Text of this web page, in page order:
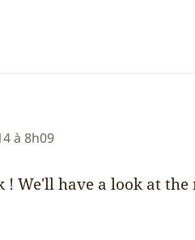
à 8h09
We'll have a look at